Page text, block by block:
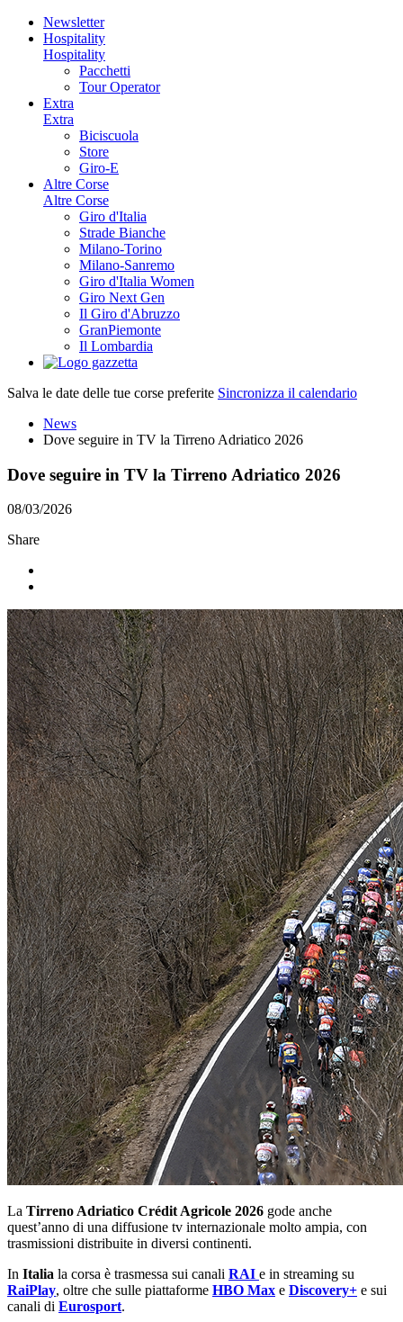
Newsletter
Hospitality
Hospitality
Pacchetti
Tour Operator
Extra
Extra
Biciscuola
Store
Giro-E
Altre Corse
Altre Corse
Giro d'Italia
Strade Bianche
Milano-Torino
Milano-Sanremo
Giro d'Italia Women
Giro Next Gen
Il Giro d'Abruzzo
GranPiemonte
Il Lombardia
Salva le date delle tue corse preferite Sincronizza il calendario
News
Dove seguire in TV la Tirreno Adriatico 2026
Dove seguire in TV la Tirreno Adriatico 2026
08/03/2026
Share
La Tirreno Adriatico Crédit Agricole 2026 gode anche
quest’anno di una diffusione tv internazionale molto ampia, con
trasmissioni distribuite in diversi continenti.
In Italia la corsa è trasmessa sui canali RAI e in streaming su
RaiPlay, oltre che sulle piattaforme HBO Max e Discovery+ e sui
canali di Eurosport.